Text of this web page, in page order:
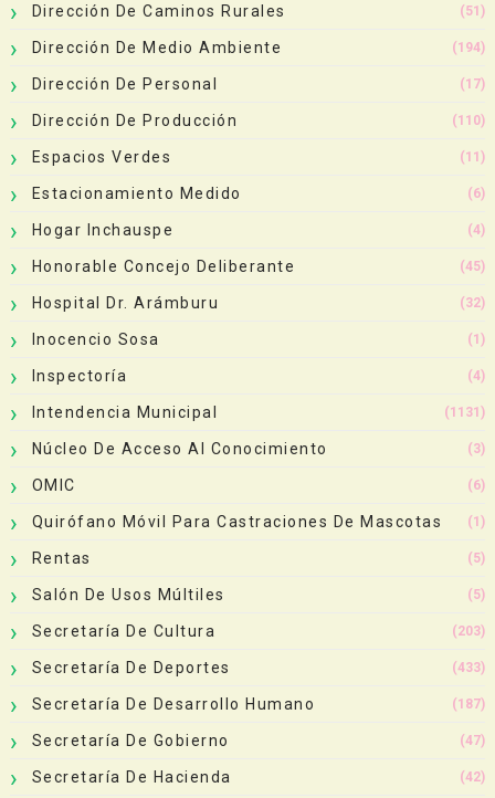
Dirección De Caminos Rurales (51)
Dirección De Medio Ambiente (194)
Dirección De Personal (17)
Dirección De Producción (110)
Espacios Verdes (11)
Estacionamiento Medido (6)
Hogar Inchauspe (4)
Honorable Concejo Deliberante (45)
Hospital Dr. Arámburu (32)
Inocencio Sosa (1)
Inspectoría (4)
Intendencia Municipal (1131)
Núcleo De Acceso Al Conocimiento (3)
OMIC (6)
Quirófano Móvil Para Castraciones De Mascotas (1)
Rentas (5)
Salón De Usos Múltiles (5)
Secretaría De Cultura (203)
Secretaría De Deportes (433)
Secretaría De Desarrollo Humano (187)
Secretaría De Gobierno (47)
Secretaría De Hacienda (42)